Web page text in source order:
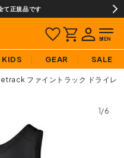
て正規品です
KIDS GEAR SALE
ファイントラック ドライレ
1/6